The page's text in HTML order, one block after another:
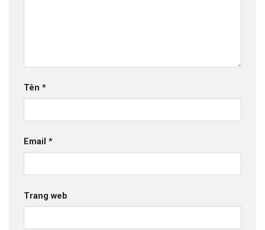
Tên *
Email *
Trang web